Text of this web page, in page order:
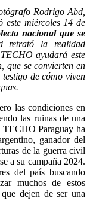
Rodrigo Abd,
este miércoles 14 de
nacional que se
retrató la realidad
ayudará este
que se convierten en
de cómo viven
las condiciones en
las ruinas de una
TECHO Paraguay ha
ganador del
de la guerra civil
a su campaña 2024.
del país buscando
muchos de estos
dejen de ser una